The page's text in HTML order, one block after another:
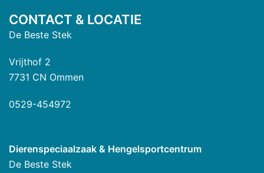
CONTACT & LOCATIE
De Beste Stek
Vrijthof 2
7731 CN Ommen
0529-454972
Dierenspeciaalzaak & Hengelsportcentrum
De Beste Stek